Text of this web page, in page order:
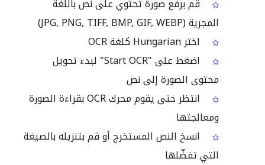
قم برفع صورة تحتوي على نص باللغة
المجرية (JPG, PNG, TIFF, BMP, GIF, WEBP)
اختر Hungarian كلغة OCR
اضغط على "Start OCR" لبدء تحويل
محتوى الصورة إلى نص
انتظر حتى يقوم محرك OCR بقراءة الصورة
ومعالجتها
انسخ النص المستخرج أو قم بتنزيله بالصيغة
التي تفضّلها